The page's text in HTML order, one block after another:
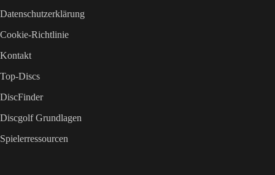
Datenschutzerklärung
Cookie-Richtlinie
Kontakt
Top-Discs
DiscFinder
Discgolf Grundlagen
Spielerressourcen